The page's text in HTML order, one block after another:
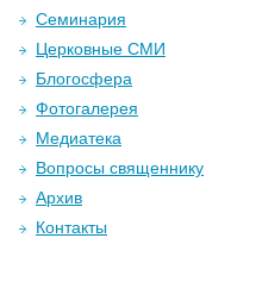
Семинария
Церковные СМИ
Блогосфера
Фотогалерея
Медиатека
Вопросы священнику
Архив
Контакты